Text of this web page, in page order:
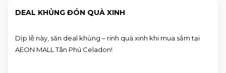
DEAL KHỦNG ĐÓN QUÀ XINH
Dịp lễ này, săn deal khủng – rinh quà xinh khi mua sắm tại
AEON MALL Tân Phú Celadon!